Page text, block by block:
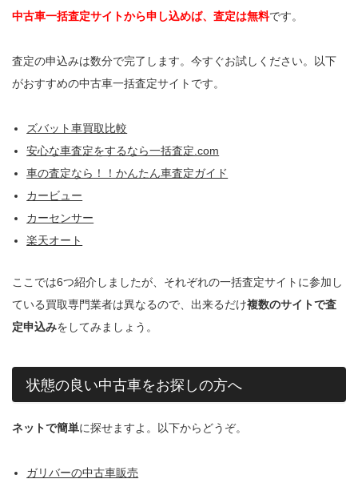
中古車一括査定サイトから申し込めば、査定は無料です。
査定の申込みは数分で完了します。今すぐお試しください。以下
がおすすめの中古車一括査定サイトです。
ズバット車買取比較
安心な車査定をするなら一括査定.com
車の査定なら！！かんたん車査定ガイド
カービュー
カーセンサー
楽天オート
ここでは6つ紹介しましたが、それぞれの一括査定サイトに参加し
ている買取専門業者は異なるので、出来るだけ複数のサイトで査
定申込みをしてみましょう。
状態の良い中古車をお探しの方へ
ネットで簡単に探せますよ。以下からどうぞ。
ガリバーの中古車販売